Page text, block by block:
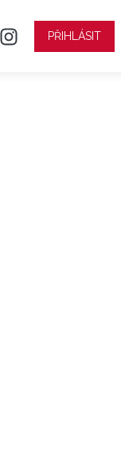
PŘIHLÁSIT